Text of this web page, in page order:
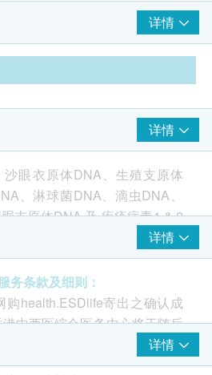
详情
试
测试
测试
试
详情
眼衣原体DNA、生殖支原体
、淋球菌DNA、滴虫DNA、
支原体DNA 及 疱疹病毒1 & 2
病征，而且潜伏期各异， 因此
受感染，延迟就医，并使病毒
使用安全套的情况下发生性行
。而有性生活之人士，更应定
已和伴侣的健康。
详情
务条款及细则：
购health.ESDlife寄出之确认成
中西医综合医务中心将于随后
间内，致电客户预约身体检查
亦可致电查询或在订单确认后
详情